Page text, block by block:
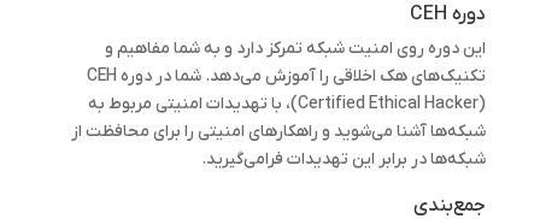
دوره CEH
این دوره روی امنیت شبکه تمرکز دارد و به شما مفاهیم و
تکنیک‌های هک اخلاقی را آموزش می‌دهد. شما در دوره CEH
(Certified Ethical Hacker)، با تهدیدات امنیتی مربوط به
شبکه‌ها آشنا می‌شوید و راهکارهای امنیتی را برای محافظت از
شبکه‌ها در برابر این تهدیدات فرامی‌گیرید.
جمع‌بندی